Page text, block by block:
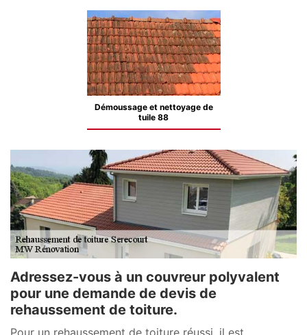
Démoussage et nettoyage de
tuile 88
Adressez-vous à un couvreur polyvalent
pour une demande de devis de
rehaussement de toiture.
Pour un rehaussement de toiture réussi, il est